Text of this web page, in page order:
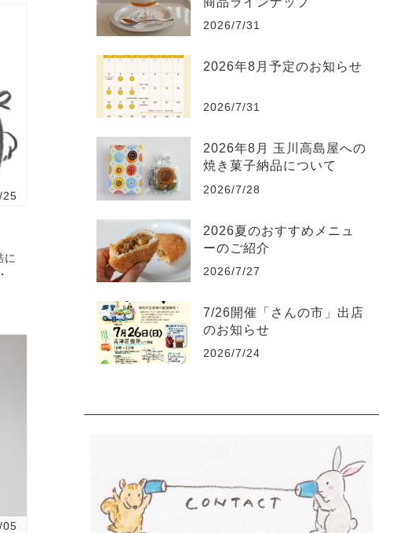
25
05
2026/7/31
2026年8月予定のお知らせ
2026/7/31
2026年8月 玉川高島屋への
焼き菓子納品について
2026/7/28
2026夏のおすすめメニュ
ーのご紹介
2026/7/27
7/26開催「さんの市」出店
のお知らせ
2026/7/24